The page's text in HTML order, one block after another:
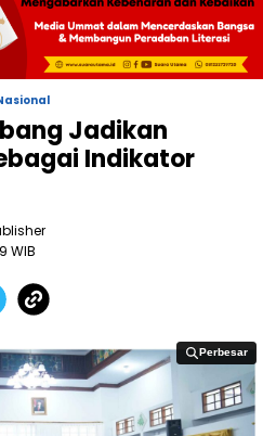
Jadikan
Indikator
WIB
Perbesar
Perbesar